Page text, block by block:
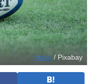
hirobi / Pixabay